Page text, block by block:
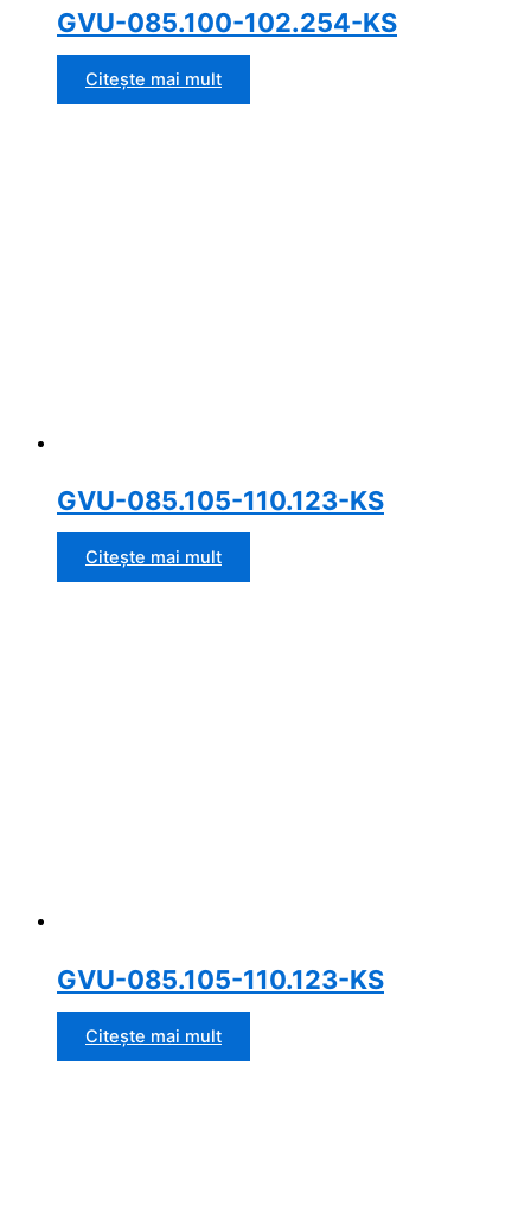
GVU-085.100-102.254-KS
Citește mai mult
GVU-085.105-110.123-KS
Citește mai mult
GVU-085.105-110.123-KS
Citește mai mult